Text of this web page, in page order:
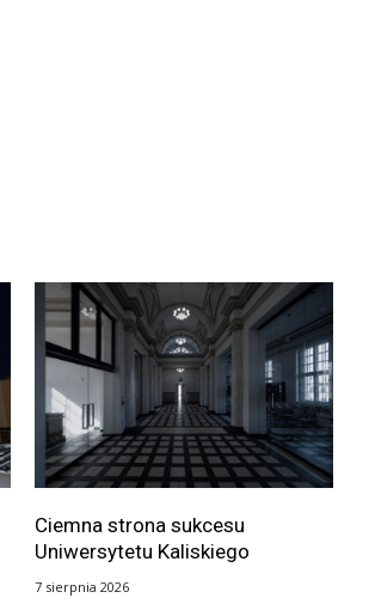
Ciemna strona sukcesu
Uniwersytetu Kaliskiego
7 sierpnia 2026